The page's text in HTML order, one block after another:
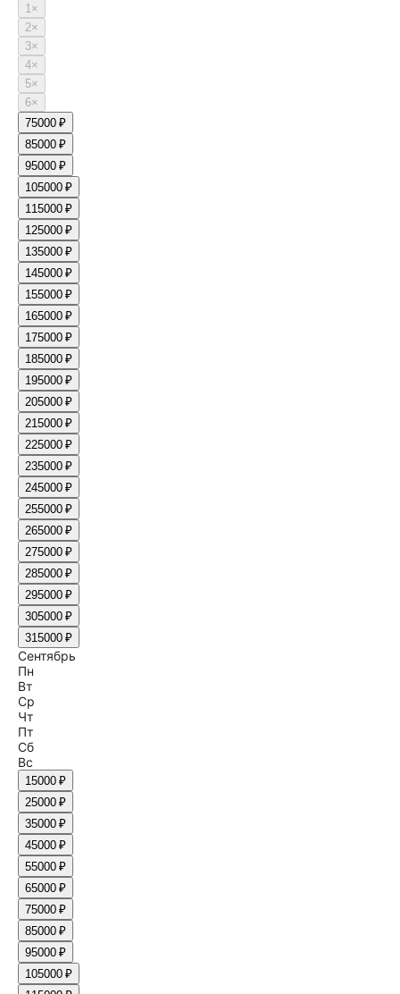
1×
2×
3×
4×
5×
6×
75000 ₽
85000 ₽
95000 ₽
105000 ₽
115000 ₽
125000 ₽
135000 ₽
145000 ₽
155000 ₽
165000 ₽
175000 ₽
185000 ₽
195000 ₽
205000 ₽
215000 ₽
225000 ₽
235000 ₽
245000 ₽
255000 ₽
265000 ₽
275000 ₽
285000 ₽
295000 ₽
305000 ₽
315000 ₽
Сентябрь
Пн
Вт
Ср
Чт
Пт
Сб
Вс
15000 ₽
25000 ₽
35000 ₽
45000 ₽
55000 ₽
65000 ₽
75000 ₽
85000 ₽
95000 ₽
105000 ₽